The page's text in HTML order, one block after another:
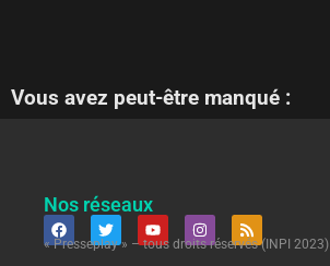
Vous avez peut-être manqué :
Nos réseaux
« Presseplay » – tous droits réservés (INPI 2023)